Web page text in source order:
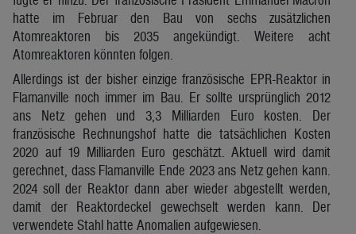
hatte im Februar den Bau von sechs zusätzlichen
Atomreaktoren bis 2035 angekündigt. Weitere acht
Atomreaktoren könnten folgen.
Allerdings ist der bisher einzige französische EPR-Reaktor in
Flamanville noch immer im Bau. Er sollte ursprünglich 2012
ans Netz gehen und 3,3 Milliarden Euro kosten. Der
französische Rechnungshof hatte die tatsächlichen Kosten
2020 auf 19 Milliarden Euro geschätzt. Aktuell wird damit
gerechnet, dass Flamanville Ende 2023 ans Netz gehen kann.
2024 soll der Reaktor dann aber wieder abgestellt werden,
damit der Reaktordeckel gewechselt werden kann. Der
verwendete Stahl hatte Anomalien aufgewiesen.